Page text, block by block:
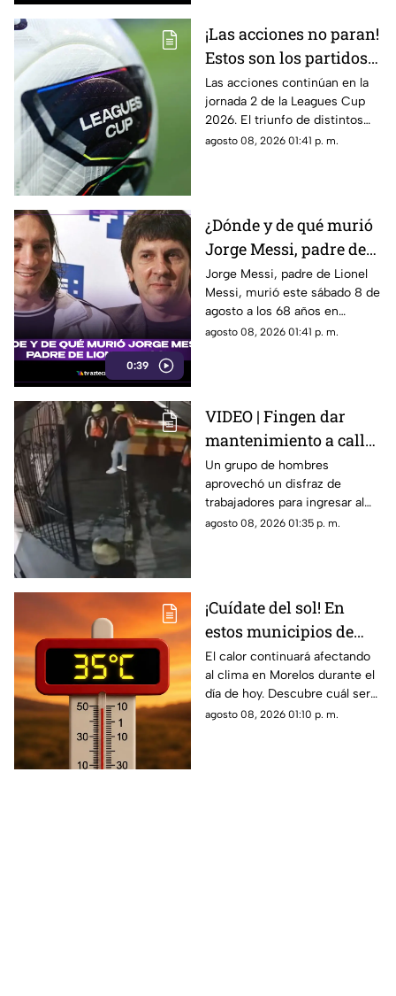
¡Las acciones no paran!
Estos son los partidos
restantes de la jornada
2 de la Leagues Cup
2026
Las acciones continúan en la
jornada 2 de la Leagues Cup
2026. El triunfo de distintos
equipos de la Liga MX podría
agosto 08, 2026 01:41 p. m.
0:39
¿Dónde y de qué murió
Jorge Messi, padre de
Lionel Messi?
Jorge Messi, padre de Lionel
Messi, murió este sábado 8 de
agosto a los 68 años en
Rosario, Argentina.
agosto 08, 2026 01:41 p. m.
VIDEO | Fingen dar
mantenimiento a calle
para cometer
millonario robo en
restaurante
Un grupo de hombres
aprovechó un disfraz de
trabajadores para ingresar al
negocio.
agosto 08, 2026 01:35 p. m.
¡Cuídate del sol! En
estos municipios de
Morelos hará más calor
HOY
El calor continuará afectando
al clima en Morelos durante el
día de hoy. Descubre cuál será
la temperatura máxima hoy
agosto 08, 2026 01:10 p. m.